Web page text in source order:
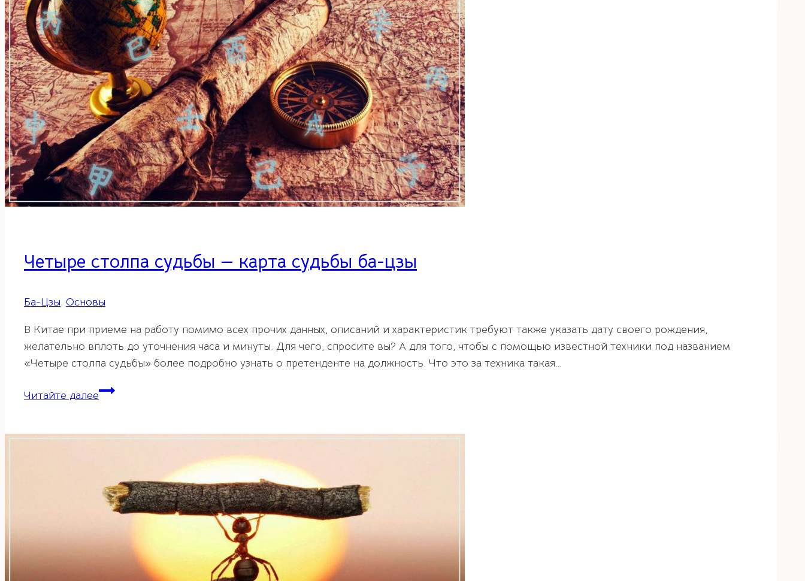
Четыре столпа судьбы — карта судьбы ба-цзы
Ба-Цзы, Основы
В Китае при приеме на работу помимо всех прочих данных, описаний и характеристик требуют также указать дату своего рождения,
желательно вплоть до уточнения часа и минуты. Для чего, спросите вы? А для того, чтобы с помощью известной техники под названием
«Четыре столпа судьбы» более подробно узнать о претенденте на должность. Что это за техника такая…
Читайте далееЧетыре
—
ба-
цзы